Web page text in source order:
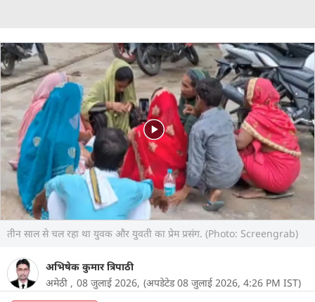
तीन साल से चल रहा था युवक और युवती का प्रेम प्रसंग. (Photo: Screengrab)
अभिषेक कुमार त्रिपाठी
अमेठी , 08 जुलाई 2026, (अपडेटेड 08 जुलाई 2026, 4:26 PM IST)